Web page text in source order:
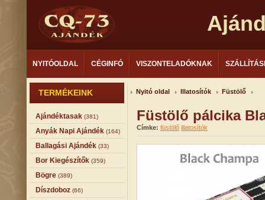
NYITÓOLDAL CÉGINFÓ VISZONTELADÓKNAK
TERMÉKEINK
Ajándéktasak (381)
Anyák Napi Ajándék (164)
Ballagási Ajándék (33)
Bor Kiegészítők (359)
Bögre (389)
Díszdoboz (66)
Nyitó oldal Illatosítók Füstölő
Füstölő pálcika
Címke: füstölő illatosítók